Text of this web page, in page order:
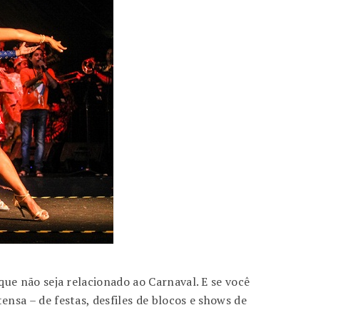
não seja relacionado ao Carnaval. E se você
– de festas, desfiles de blocos e shows de